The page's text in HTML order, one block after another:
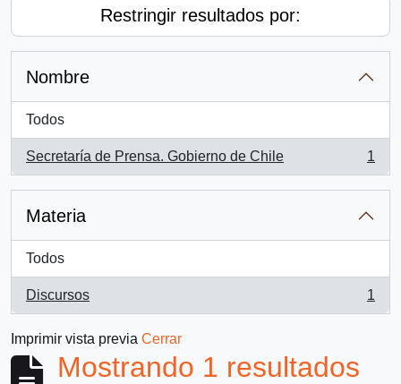
Restringir resultados por:
Nombre
Todos
Secretaría de Prensa. Gobierno de Chile
, 1 resultados
1
Materia
Todos
Discursos
, 1 resultados
1
Imprimir vista previa Cerrar
Mostrando 1 resultados